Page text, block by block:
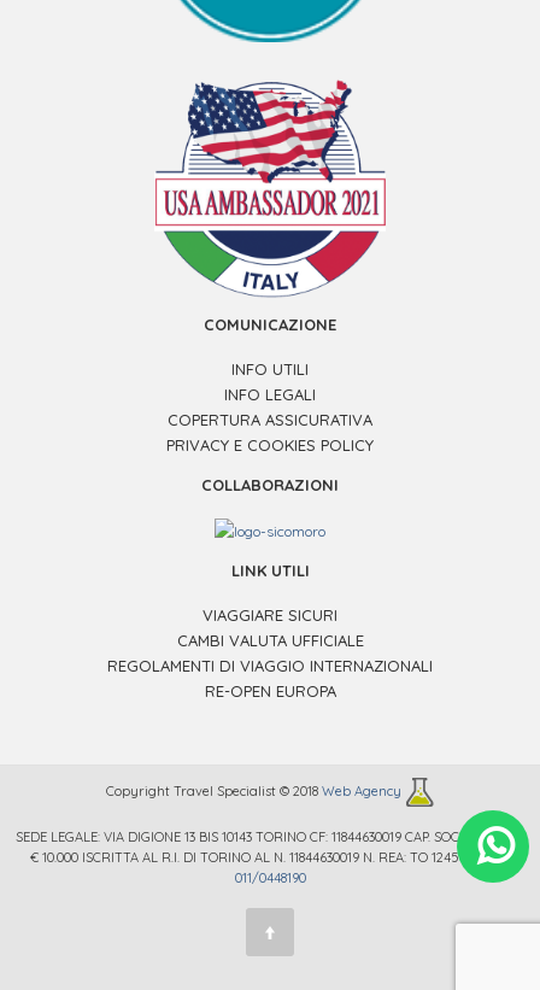
COMUNICAZIONE
INFO UTILI
INFO LEGALI
COPERTURA ASSICURATIVA
PRIVACY E COOKIES POLICY
COLLABORAZIONI
LINK UTILI
VIAGGIARE SICURI
CAMBI VALUTA UFFICIALE
REGOLAMENTI DI VIAGGIO INTERNAZIONALI
RE-OPEN EUROPA
Copyright Travel Specialist © 2018 Web Agency
SEDE LEGALE: VIA DIGIONE 13 BIS 10143 TORINO CF: 11844630019 CAP. SOC. € 12.000 /
€ 10.000 ISCRITTA AL R.I. DI TORINO AL N. 11844630019 N. REA: TO 1245669 TEL.
011/0448190